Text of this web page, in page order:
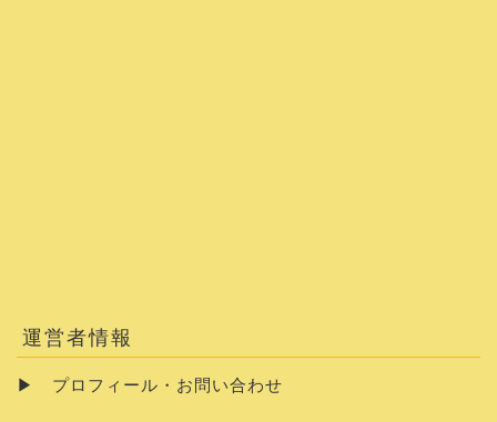
運営者情報
▶ プロフィール・お問い合わせ